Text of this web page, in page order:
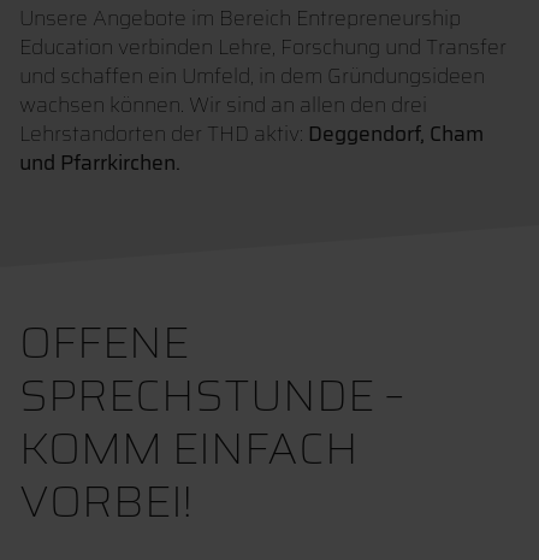
Unsere Angebote im Bereich Entrepreneurship
Education verbinden Lehre, Forschung und Transfer
und schaffen ein Umfeld, in dem Gründungsideen
wachsen können. Wir sind an allen den drei
Lehrstandorten der THD aktiv: Deggendorf, Cham
und Pfarrkirchen.
OFFENE
SPRECHSTUNDE –
KOMM EINFACH
VORBEI!